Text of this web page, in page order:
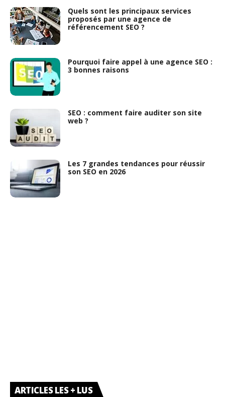
Quels sont les principaux services
proposés par une agence de
référencement SEO ?
Pourquoi faire appel à une agence SEO :
3 bonnes raisons
SEO : comment faire auditer son site
web ?
Les 7 grandes tendances pour réussir
son SEO en 2026
ARTICLES LES + LUS